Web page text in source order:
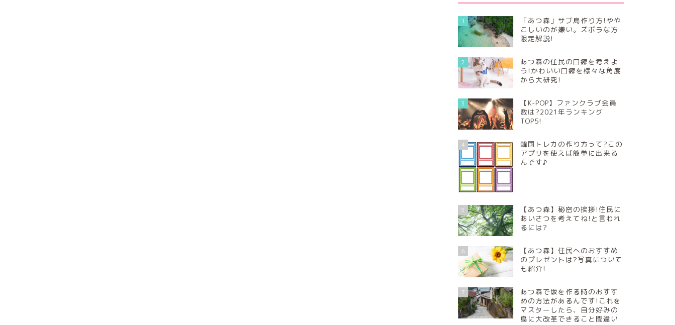
1
「あつ森」サブ島作り方!やや
こしいのが嫌い。ズボラな方
限定解説!
2
あつ森の住民の口癖を考えよ
う!かわいい口癖を様々な角度
から大研究!
3
【K-POP】ファンクラブ会員
数は?2021年ランキング
TOP5!
4
韓国トレカの作り方って?この
アプリを使えば簡単に出来る
んです♪
5
【あつ森】秘密の挨拶!住民に
あいさつを考えてね!と言われ
るには?
6
【あつ森】住民へのおすすめ
のプレゼントは?写真について
も紹介!
7
あつ森で坂を作る時のおすす
めの方法があるんです!これを
マスターしたら、自分好みの
島に大改革できること間違い